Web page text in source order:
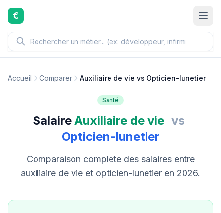
Aller au contenu principal
€
Accueil Comparer Auxiliaire de vie vs Opticien-lunetier
Santé
Salaire Auxiliaire de vie vs
Opticien-lunetier
Comparaison complete des salaires entre
auxiliaire de vie et opticien-lunetier en 2026.